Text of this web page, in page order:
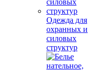
Одежда для
охранных и
силовых
структур